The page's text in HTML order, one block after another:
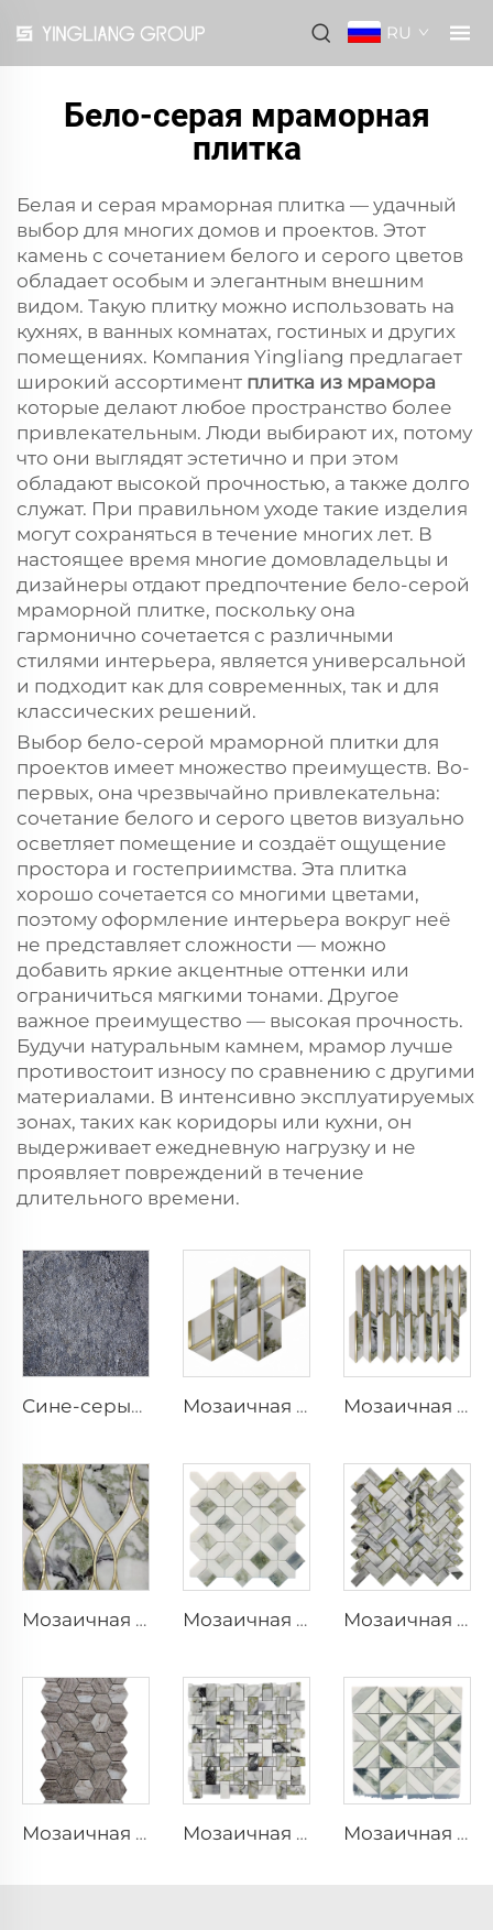
RU
Бело-серая мраморная
плитка
Белая и серая мраморная плитка — удачный
выбор для многих домов и проектов. Этот
камень с сочетанием белого и серого цветов
обладает особым и элегантным внешним
видом. Такую плитку можно использовать на
кухнях, в ванных комнатах, гостиных и других
помещениях. Компания Yingliang предлагает
широкий ассортимент плитка из мрамора
которые делают любое пространство более
привлекательным. Люди выбирают их, потому
что они выглядят эстетично и при этом
обладают высокой прочностью, а также долго
служат. При правильном уходе такие изделия
могут сохраняться в течение многих лет. В
настоящее время многие домовладельцы и
дизайнеры отдают предпочтение бело-серой
мраморной плитке, поскольку она
гармонично сочетается с различными
стилями интерьера, является универсальной
и подходит как для современных, так и для
классических решений.
Выбор бело-серой мраморной плитки для
проектов имеет множество преимуществ. Во-
первых, она чрезвычайно привлекательна:
сочетание белого и серого цветов визуально
осветляет помещение и создаёт ощущение
простора и гостеприимства. Эта плитка
хорошо сочетается со многими цветами,
поэтому оформление интерьера вокруг неё
не представляет сложности — можно
добавить яркие акцентные оттенки или
ограничиться мягкими тонами. Другое
важное преимущество — высокая прочность.
Будучи натуральным камнем, мрамор лучше
противостоит износу по сравнению с другими
материалами. В интенсивно эксплуатируемых
зонах, таких как коридоры или кухни, он
выдерживает ежедневную нагрузку и не
проявляет повреждений в течение
длительного времени.
Сине-серые плитки из камня Alan Elegant Мозаичная плитка Мозаичная плитка
Мозаичная плитка Мозаичная плитка Мозаичная плитка
Мозаичная плитка Мозаичная плитка Мозаичная плитка